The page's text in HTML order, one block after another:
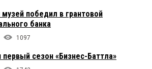
победил в грантовой
банка
1097
сезон «Бизнес-Баттла»